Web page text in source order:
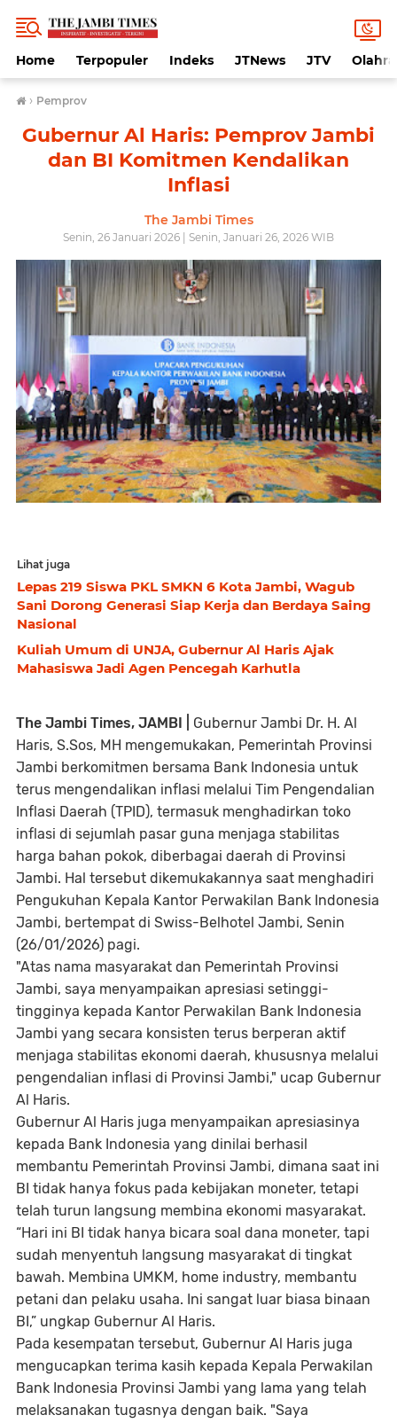
Home Terpopuler Indeks JTNews JTV
› Pemprov
Gubernur Al Haris: Pemprov Jambi
dan BI Komitmen Kendalikan
Inflasi
The Jambi Times
Senin, 26 Januari 2026 | Senin, Januari 26, 2026 WIB
Lihat juga
Lepas 219 Siswa PKL SMKN 6 Kota Jambi, Wagub
Sani Dorong Generasi Siap Kerja dan Berdaya Saing
Nasional
Kuliah Umum di UNJA, Gubernur Al Haris Ajak
Mahasiswa Jadi Agen Pencegah Karhutla
The Jambi Times, JAMBI |
Gubernur Jambi Dr. H. Al
Haris, S.Sos, MH mengemukakan, Pemerintah Provinsi
Jambi berkomitmen bersama Bank Indonesia untuk
terus mengendalikan inflasi melalui Tim Pengendalian
Inflasi Daerah (TPID), termasuk menghadirkan toko
inflasi di sejumlah pasar guna menjaga stabilitas
harga bahan pokok, diberbagai daerah di Provinsi
Jambi. Hal tersebut dikemukakannya saat menghadiri
Pengukuhan Kepala Kantor Perwakilan Bank Indonesia
Jambi, bertempat di Swiss-Belhotel Jambi, Senin
(26/01/2026) pagi.
"Atas nama masyarakat dan Pemerintah Provinsi
Jambi, saya menyampaikan apresiasi setinggi-
tingginya kepada Kantor Perwakilan Bank Indonesia
Jambi yang secara konsisten terus berperan aktif
menjaga stabilitas ekonomi daerah, khususnya melalui
pengendalian inflasi di Provinsi Jambi," ucap Gubernur
Al Haris.
Gubernur Al Haris juga menyampaikan apresiasinya
kepada Bank Indonesia yang dinilai berhasil
membantu Pemerintah Provinsi Jambi, dimana saat ini
BI tidak hanya fokus pada kebijakan moneter, tetapi
telah turun langsung membina ekonomi masyarakat.
“Hari ini BI tidak hanya bicara soal dana moneter, tapi
sudah menyentuh langsung masyarakat di tingkat
bawah. Membina UMKM, home industry, membantu
petani dan pelaku usaha. Ini sangat luar biasa binaan
BI,” ungkap Gubernur Al Haris.
Pada kesempatan tersebut, Gubernur Al Haris juga
mengucapkan terima kasih kepada Kepala Perwakilan
Bank Indonesia Provinsi Jambi yang lama yang telah
melaksanakan tugasnya dengan baik. "Saya